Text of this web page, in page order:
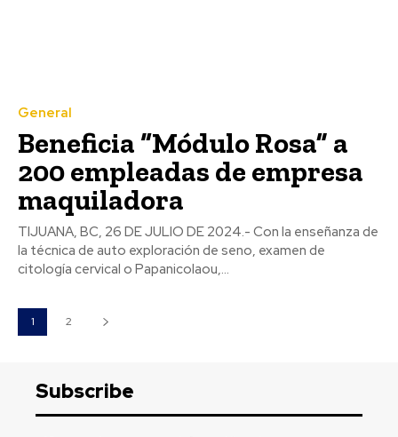
General
Beneficia “Módulo Rosa” a
200 empleadas de empresa
maquiladora
TIJUANA, BC, 26 DE JULIO DE 2024.- Con la enseñanza de
la técnica de auto exploración de seno, examen de
citología cervical o Papanicolaou,...
1 2
Subscribe